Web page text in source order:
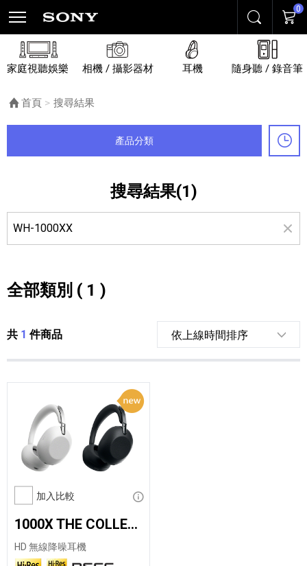
搜尋 購物
0
家庭視聽娛樂 相機 / 攝影器材 耳機 隨身聽 / 錄音筆
首頁 目前頁面：
搜尋結果
產品分類 最
搜尋結果(1)
全部類別 ( 1 )
共 1 件商品
加入比較 顯示資訊
1000X THE COLLEXION
HD 無線降噪耳機